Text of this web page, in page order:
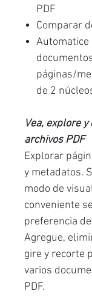
PDF
Comparar
Automatice
páginas/
de 2
Vea, explore
archivos PDF
Explorar
y metadatos.
modo de
conveniente
preferencia
Agregue,
gire y recorte
varios
PDF.